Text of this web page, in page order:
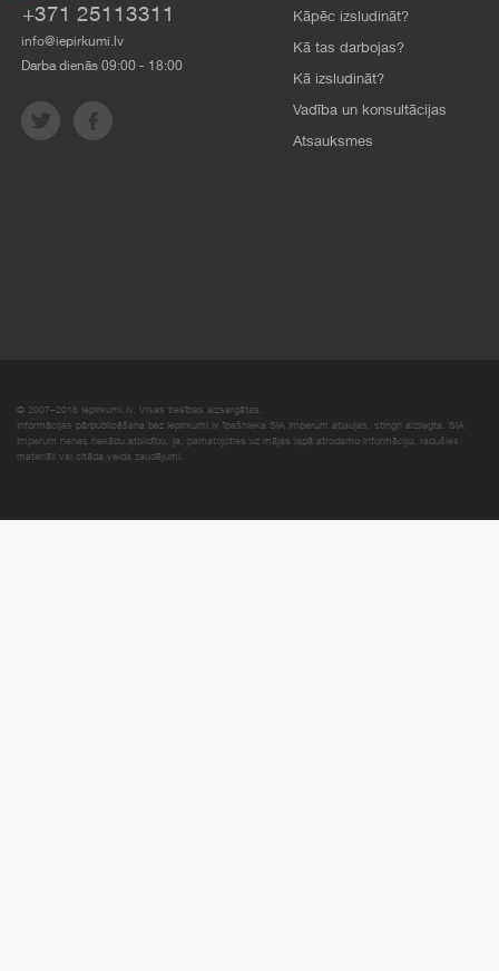
+371 25113311
info@iepirkumi.lv
Darba dienās 09:00 - 18:00
Kāpēc izsludināt?
Kā tas darbojas?
Kā izsludināt?
Vadība un konsultācijas
Atsauksmes
© 2007–2018 Iepirkumi.lv. Visas tiesības aizsargātas.
Informācijas pārpublicēšana bez iepirkumi.lv īpašnieka SIA Imperum atļaujas, stingri aizliegta. SIA
Imperum nenes nekādu atbildību, ja, pamatojoties uz mājas lapā atrodamo informāciju, radušies
materiāli vai citāda veida zaudējumi.